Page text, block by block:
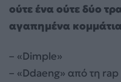
ούτε ένα ούτε δύο
αγαπημένα
– «Dimple»
– «Ddaeng» από τη